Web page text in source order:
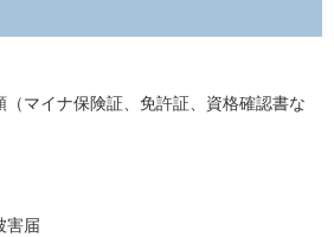
マイナ保険証、免許証、資格確認書な
害届